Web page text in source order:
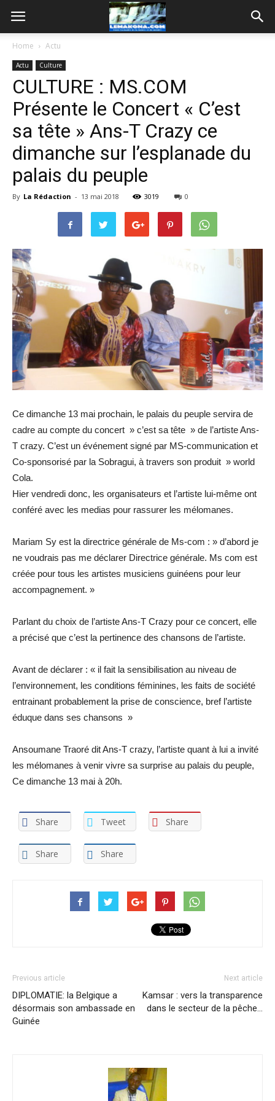
Home Actu
Actu Culture
CULTURE : MS.COM
Présente le Concert « C’est
sa tête » Ans-T Crazy ce
dimanche sur l’esplanade du
palais du peuple
By La Rédaction - 13 mai 2018 3019 0
Ce dimanche 13 mai prochain, le palais du peuple servira de
cadre au compte du concert » c’est sa tête » de l’artiste Ans-
T crazy. C’est un événement signé par MS-communication et
Co-sponsorisé par la Sobragui, à travers son produit » world
Cola.
Hier vendredi donc, les organisateurs et l’artiste lui-même ont
conféré avec les medias pour rassurer les mélomanes.
Mariam Sy est la directrice générale de Ms-com : » d’abord je
ne voudrais pas me déclarer Directrice générale. Ms com est
créée pour tous les artistes musiciens guinéens pour leur
accompagnement. »
Parlant du choix de l’artiste Ans-T Crazy pour ce concert, elle
a précisé que c’est la pertinence des chansons de l’artiste.
Avant de déclarer : « il fait la sensibilisation au niveau de
l’environnement, les conditions féminines, les faits de société
entrainant probablement la prise de conscience, bref l’artiste
éduque dans ses chansons »
Ansoumane Traoré dit Ans-T crazy, l’artiste quant à lui a invité
les mélomanes à venir vivre sa surprise au palais du peuple,
Ce dimanche 13 mai à 20h.
Share Tweet Share
Share Share
Previous article
DIPLOMATIE: la Belgique a
désormais son ambassade en
Guinée
Next article
Kamsar : vers la transparence
dans le secteur de la pêche…